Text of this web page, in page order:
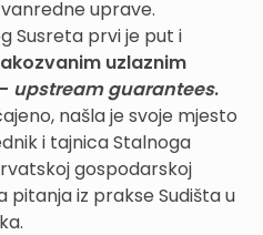
uprave.
Susreta prvi je put i
uzlaznim
upstream guarantees.
našla je svoje mjesto
i tajnica Stalnoga
gospodarskoj
pitanja iz prakse Sudišta u